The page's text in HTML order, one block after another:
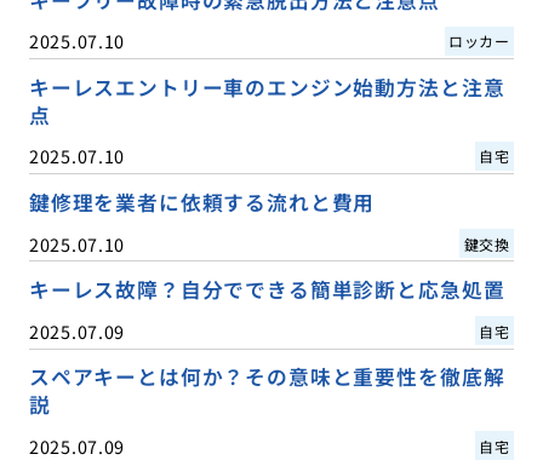
2025.07.10 ロッカー
キーレスエントリー車のエンジン始動方法と注意
点
2025.07.10 自宅
鍵修理を業者に依頼する流れと費用
2025.07.10 鍵交換
キーレス故障？自分でできる簡単診断と応急処置
2025.07.09 自宅
スペアキーとは何か？その意味と重要性を徹底解
説
2025.07.09 自宅